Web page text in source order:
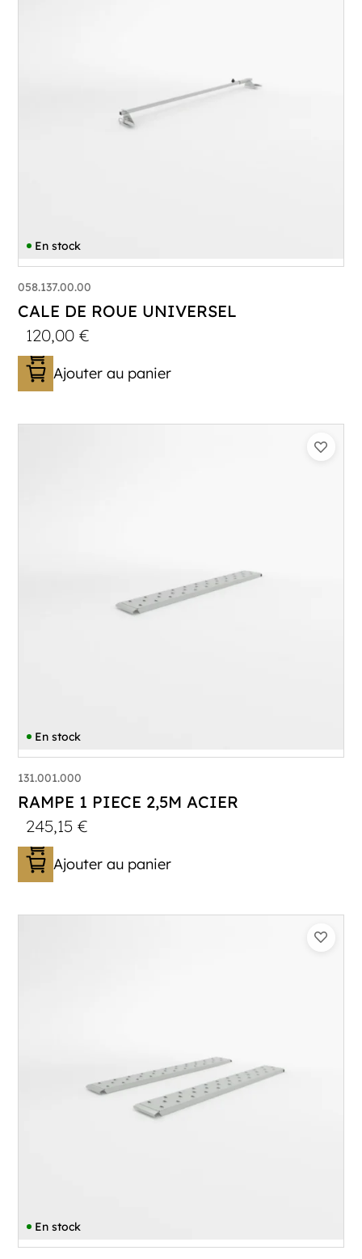
En stock
058.137.00.00
CALE DE ROUE UNIVERSEL
120,00€
Ajouter au panier
En stock
131.001.000
RAMPE 1 PIECE 2,5M ACIER
245,15€
Ajouter au panier
En stock